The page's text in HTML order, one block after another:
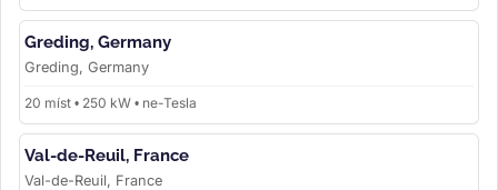
Greding, Germany
Greding, Germany
20 míst • 250 kW • ne-Tesla
Val-de-Reuil, France
Val-de-Reuil, France